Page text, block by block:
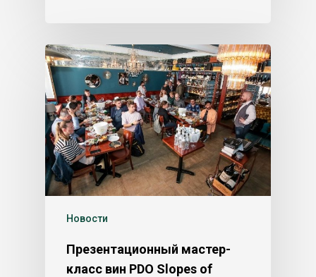
Новости
Презентационный мастер-
класс вин PDO Slopes of